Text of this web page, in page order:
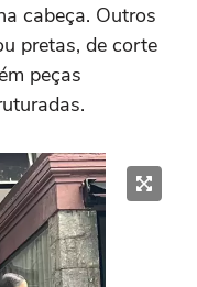
cabeça. Outros
pretas, de corte
peças